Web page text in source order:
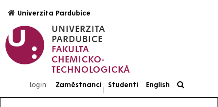
hlavnímu
obsahu
UNIVERZITA
PARDUBICE
FAKULTA
CHEMICKO-
TECHNOLOGICKÁ
Univerzita Pardubice
Login: Zaměstnanci
|
Studenti English